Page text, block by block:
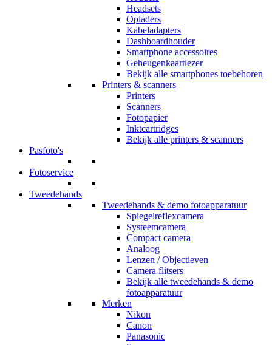
Headsets
Opladers
Kabeladapters
Dashboardhouder
Smartphone accessoires
Geheugenkaartlezer
Bekijk alle smartphones toebehoren
Printers & scanners
Printers
Scanners
Fotopapier
Inktcartridges
Bekijk alle printers & scanners
Pasfoto's
Fotoservice
Tweedehands
Tweedehands & demo fotoapparatuur
Spiegelreflexcamera
Systeemcamera
Compact camera
Analoog
Lenzen / Objectieven
Camera flitsers
Bekijk alle tweedehands & demo
fotoapparatuur
Merken
Nikon
Canon
Panasonic